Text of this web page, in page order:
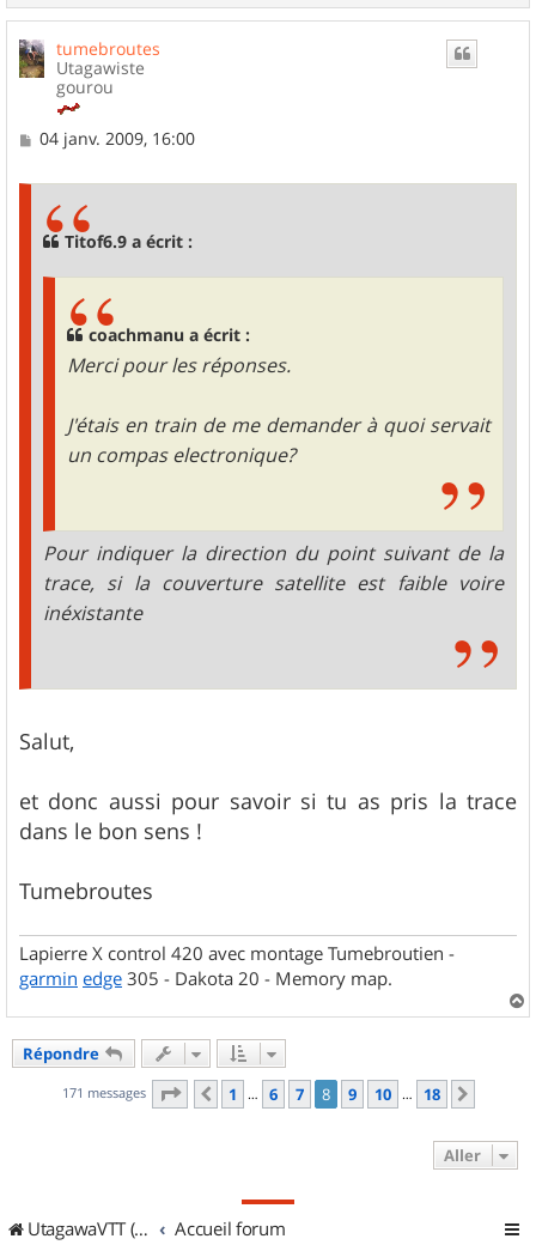
a
tumebroutes
Utagawiste
gourou
M
04 janv. 2009, 16:00
Titof6.9 a écrit :
coachmanu a écrit :
Merci pour les réponses.
J'étais en train de me demander à quoi servait
un compas electronique?
Pour indiquer la direction du point suivant de la
trace, si la couverture satellite est faible voire
inéxistante
Salut,
et donc aussi pour savoir si tu as pris la trace
dans le bon sens !
Tumebroutes
Lapierre X control 420 avec montage Tumebroutien -
garmin edge 305 - Dakota 20 - Memory map.
a
Répondre
171 messages Page 8sur 18
Précédent
1 … 6 7 8 9 10 … 18
Aller
UtagawaVTT (Randos VTT et VTTAE avec traces GPS) Accueil forum